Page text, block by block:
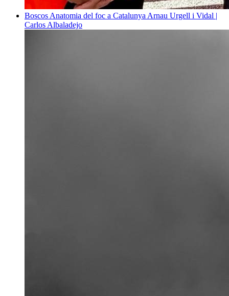
Boscos Anatomia del foc a Catalunya Arnau Urgell i Vidal |
Carlos Albaladejo